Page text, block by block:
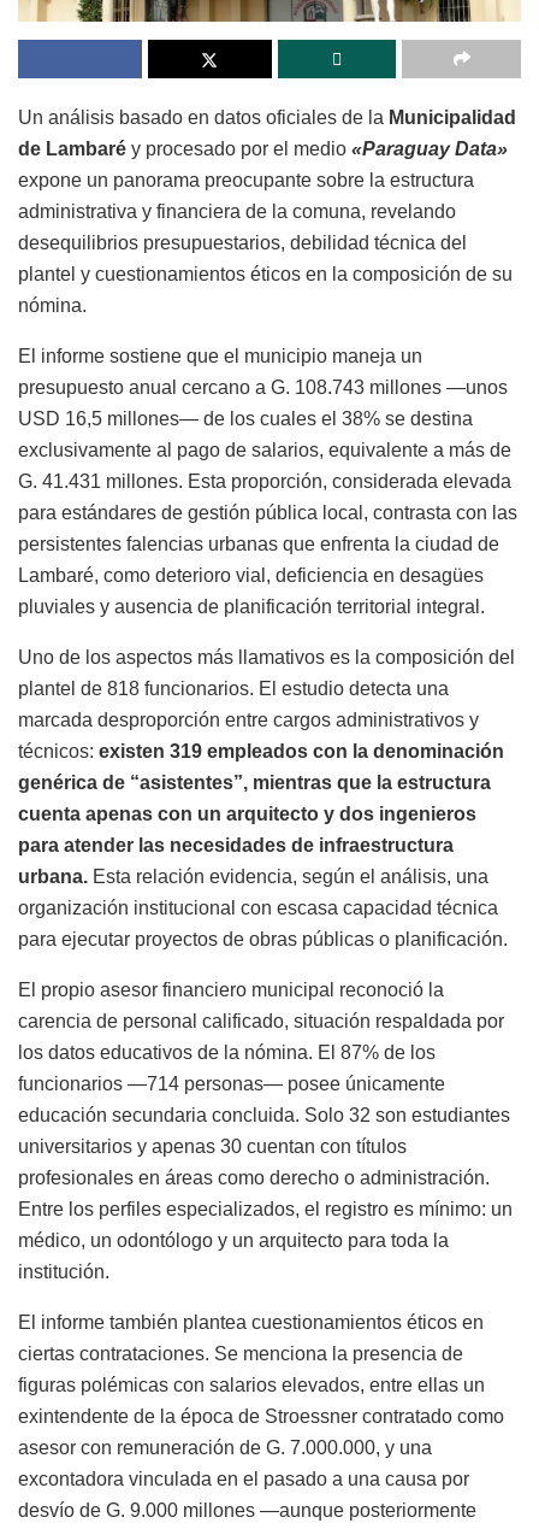
Un análisis basado en datos oficiales de la Municipalidad
de Lambaré y procesado por el medio «Paraguay Data»
expone un panorama preocupante sobre la estructura
administrativa y financiera de la comuna, revelando
desequilibrios presupuestarios, debilidad técnica del
plantel y cuestionamientos éticos en la composición de su
nómina.
El informe sostiene que el municipio maneja un
presupuesto anual cercano a G. 108.743 millones —unos
USD 16,5 millones— de los cuales el 38% se destina
exclusivamente al pago de salarios, equivalente a más de
G. 41.431 millones. Esta proporción, considerada elevada
para estándares de gestión pública local, contrasta con las
persistentes falencias urbanas que enfrenta la ciudad de
Lambaré, como deterioro vial, deficiencia en desagües
pluviales y ausencia de planificación territorial integral.
Uno de los aspectos más llamativos es la composición del
plantel de 818 funcionarios. El estudio detecta una
marcada desproporción entre cargos administrativos y
técnicos: existen 319 empleados con la denominación
genérica de “asistentes”, mientras que la estructura
cuenta apenas con un arquitecto y dos ingenieros
para atender las necesidades de infraestructura
urbana. Esta relación evidencia, según el análisis, una
organización institucional con escasa capacidad técnica
para ejecutar proyectos de obras públicas o planificación.
El propio asesor financiero municipal reconoció la
carencia de personal calificado, situación respaldada por
los datos educativos de la nómina. El 87% de los
funcionarios —714 personas— posee únicamente
educación secundaria concluida. Solo 32 son estudiantes
universitarios y apenas 30 cuentan con títulos
profesionales en áreas como derecho o administración.
Entre los perfiles especializados, el registro es mínimo: un
médico, un odontólogo y un arquitecto para toda la
institución.
El informe también plantea cuestionamientos éticos en
ciertas contrataciones. Se menciona la presencia de
figuras polémicas con salarios elevados, entre ellas un
exintendente de la época de Stroessner contratado como
asesor con remuneración de G. 7.000.000, y una
excontadora vinculada en el pasado a una causa por
desvío de G. 9.000 millones —aunque posteriormente